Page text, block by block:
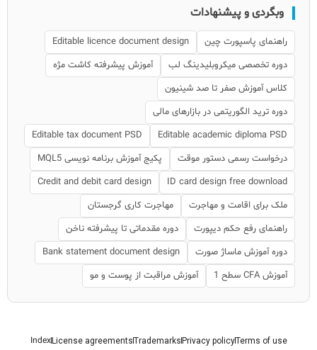
وبگردی و پیشنهادات
راهنمای پاسپورت چین
Editable licence document design
دوره تخصصی میکروبلیدینگ لب
آموزش پیشرفته کاشت مژه
کلاس آموزش صفر تا صد شینیون
دوره ترید الگوریتمی در بازارهای مالی
Editable academic diploma PSD
Editable tax document PSD
درخواست رسمی دستور موقت
پکیج آموزش برنامه نویسی MQL5
ID card design free download
Credit and debit card design
ملک برای اقامت و مهاجرت
مهاجرت کاری گرجستان
راهنمای رفع حکم دیپورت
دوره مقدماتی تا پیشرفته ناخن
دوره آموزش ماساژ صورت
Bank statement document design
آموزش CFA سطح 1
آموزش مراقبت از پوست و مو
Terms of use
Privacy policy
Trademarks
License agreements
Index